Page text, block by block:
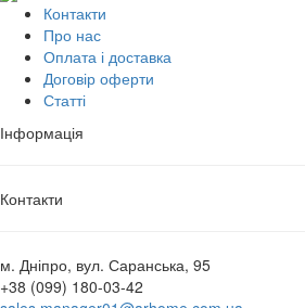
Контакти
Про нас
Оплата і доставка
Договір оферти
Статті
Інформація
Контакти
м. Дніпро, вул. Саранська, 95
+38 (099) 180-03-42